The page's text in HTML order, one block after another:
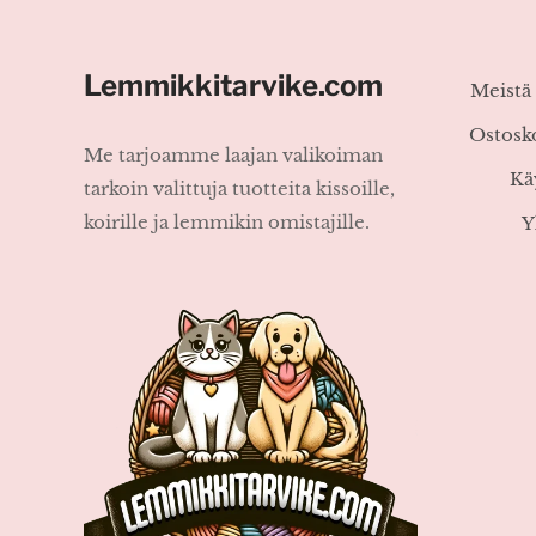
Lemmikkitarvike.com
Me tarjoamme laajan valikoiman
tarkoin valittuja tuotteita kissoille,
koirille ja lemmikin omistajille.
Meistä